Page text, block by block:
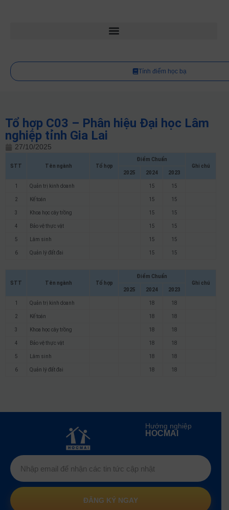
Tính điểm học bạ
Tổ hợp C03 – Phân hiệu Đại học Lâm
nghiệp tỉnh Gia Lai
27/10/2025
STT Tên ngành Tổ hợp
Điểm Chuẩn
Ghi chú
2025
2024 2023
1 Quản trị kinh doanh 15 15
2 Kế toán 15 15
3 Khoa học cây trồng 15 15
4 Bảo vệ thực vật 15 15
5 Lâm sinh 15 15
6 Quản lý đất đai 15 15
STT Tên ngành Tổ hợp
Điểm Chuẩn
Ghi chú
2025
2024 2023
1 Quản trị kinh doanh 18 18
2 Kế toán 18 18
3 Khoa học cây trồng 18 18
4 Bảo vệ thực vật 18 18
5 Lâm sinh 18 18
6 Quản lý đất đai 18 18
Hướng nghiệp
HOCMAI
ĐĂNG KÝ NGAY